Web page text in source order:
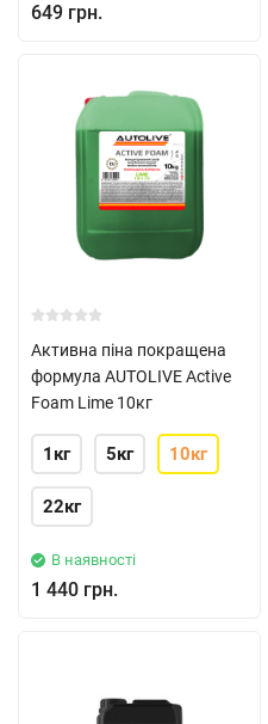
649 грн.
Активна піна покращена
формула AUTOLIVE Active
Foam Lime 10кг
1кг 5кг 10кг
22кг
В наявності
1 440 грн.